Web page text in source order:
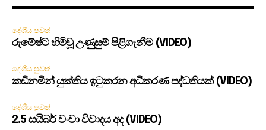
දේශීය පුවත්
රුමේෂ්ට හිමිවූ උණුසුම් පිළිගැනීම (VIDEO)
දේශීය පුවත්
කඩිනමින් යුක්තිය ඉටුකරන අධිකරණ පද්ධතියක් (VIDEO)
දේශීය පුවත්
2.5 සයිබර් වංචා විවාදය අද (VIDEO)